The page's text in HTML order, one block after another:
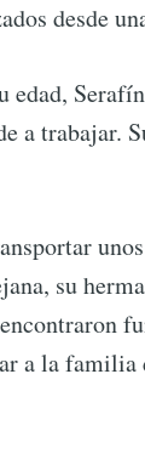
desde
a trabajar.
su
a la familia